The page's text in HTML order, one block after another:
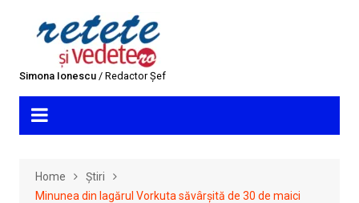
Simona Ionescu/ Redactor Șef
Home
Știri
Minunea din lagărul Vorkuta săvârșită de 30 de maici